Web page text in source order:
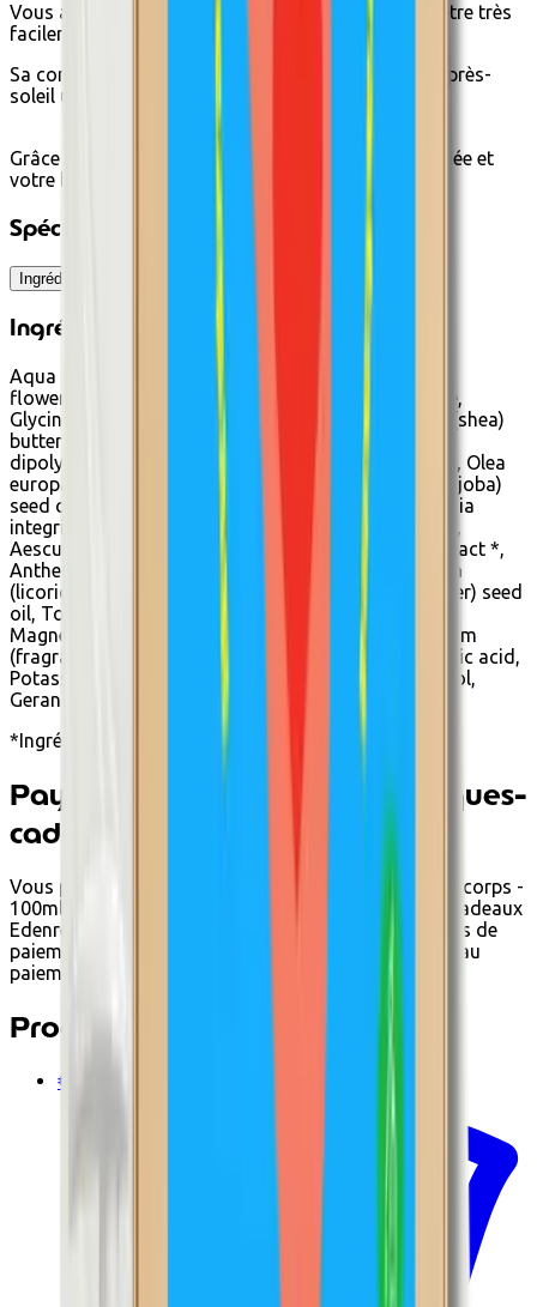
Vous apprécierez son
. Pénètre très
facilement dans la peau, sans laisser de film gras !
Sa composition naturelle et de qualité fait de cet après-
soleil un véritable allié contre la peau crocodile !
Grâce à ce complexe d'huile, votre peau est magnifiée et
votre bronzage prolongé !
Spécifications
Ingrédients
Ingrédients
Aqua (water), Chamomilla recutita (matricaria)
flower/leaf/stem water*, Caprylic/capric triglyceride,
Glycine soja (soybean) oil *, Butyrospermum parkii (shea)
butter*, Glyceryl stearate, Glycerin, Polyglyceryl-2
dipolyhydroxystearate, Polyglyceryl-3 diisostearate, Olea
europaea (olive) fruit oil*, Simmondsia chinensis (jojoba)
seed oil*, Macadamia ternifolia seed oil*/macadamia
integrifolia seed oil*, Camellia sinensis leaf extract*,
Aesculus hippocastanum (horse chestnut) seed extract *,
Anthemis nobilis flower extract *, Glycyrrhiza glabra
(licorice) root extract*, Helianthus annuus (sunflower) seed
oil, Tocopherol, Xanthan gum, Sodium chloride,
Magnesium sulfate, Beta-sitosterol, Squalene, Parfum
(fragrance), Benzyl alcohol, Dehydroacetic acid, Citric acid,
Potassium sorbate, Sodium benzoate, Citral, Eugenol,
Geraniol, Limonene, Linallol.
*Ingrédients issus de l’agriculture biologique
Payer avec Ecochèques et Chèques-
cadeaux
Vous pouvez payer Lotion après-soleil BIO visage et corps -
100ml chez Ecoshop avec Ecochèques et Chèques-cadeaux
Edenred lorsqu'il respecte les conditions. Les options de
paiement disponibles s'affichent automatiquement au
paiement.
Produits associés
€10.00